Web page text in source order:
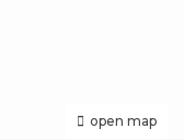
open map